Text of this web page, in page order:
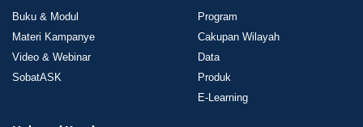
Buku & Modul
Materi Kampanye
Video & Webinar
SobatASK
Program
Cakupan Wilayah
Data
Produk
E-Learning